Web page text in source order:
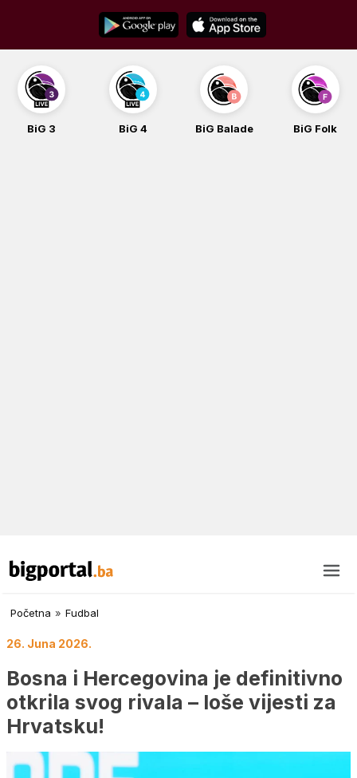
content
BiG 3 BiG 4 BiG Balade BiG Folk
Početna » Fudbal
26. Juna 2026.
Bosna i Hercegovina je definitivno
otkrila svog rivala – loše vijesti za
Hrvatsku!